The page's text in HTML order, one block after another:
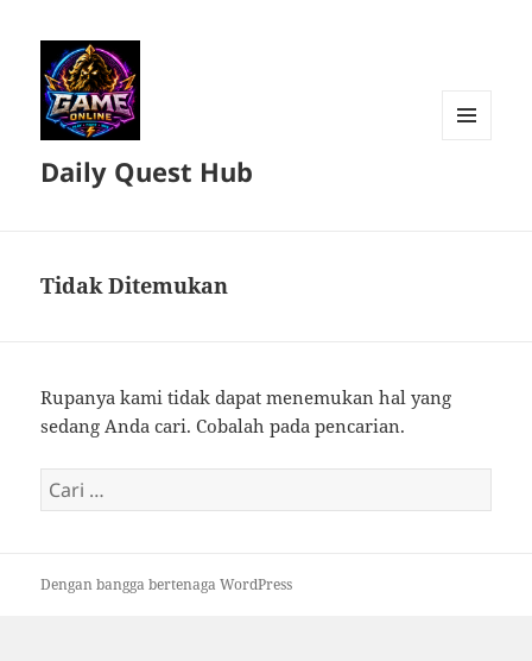
Daily Quest Hub
Tidak Ditemukan
Rupanya kami tidak dapat menemukan hal yang
sedang Anda cari. Cobalah pada pencarian.
Cari
untuk:
Dengan bangga bertenaga WordPress